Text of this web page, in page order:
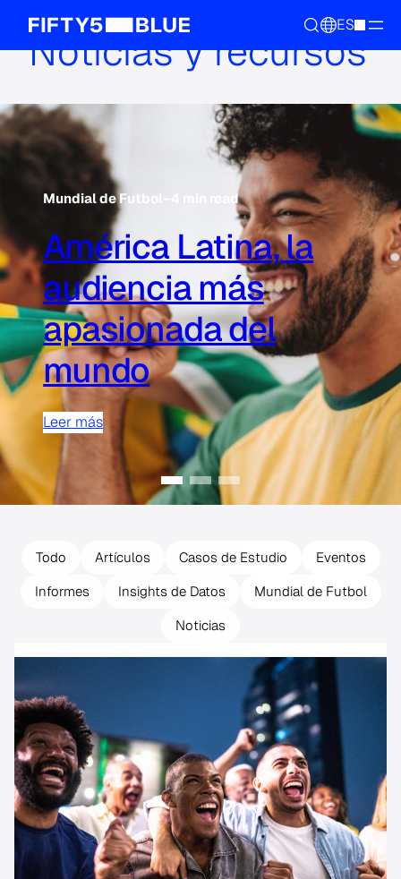
ES
Noticias y recursos
Mundial de Futbol– 4 min read
América Latina, la
audiencia más
apasionada del
mundo
Leer más
Todo Artículos Casos de Estudio
Eventos
Informes
Insights de Datos
Mundial de Futbol
Noticias